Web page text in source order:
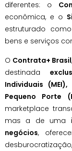
diferentes: o
econômica, e o
estruturado
bens e serviços
O Contrata+ Brasil
destinada
Individuais
Pequeno Porte
marketplace
mas a de uma
negócios,